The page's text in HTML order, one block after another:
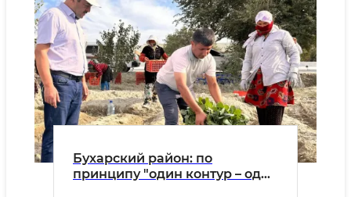
Бухарский район: по
принципу "один контур – один